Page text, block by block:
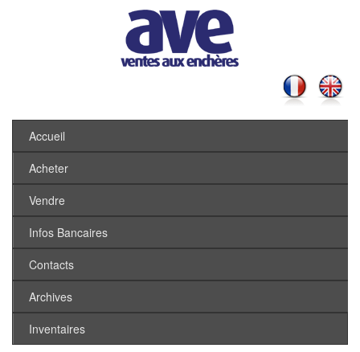
Accueil
Acheter
Vendre
Infos Bancaires
Contacts
Archives
Inventaires